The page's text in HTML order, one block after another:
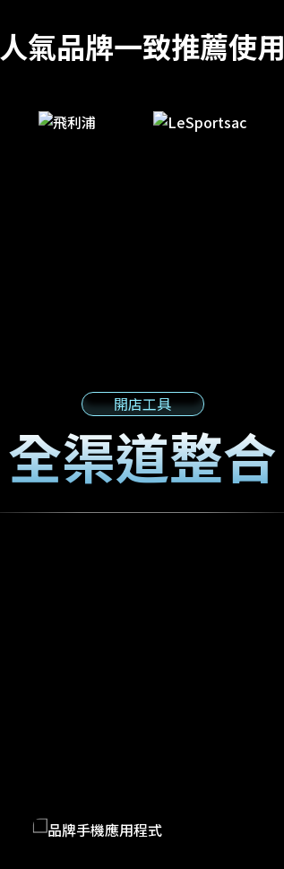
人氣品牌一致推薦使用
開店工具
全渠道整合